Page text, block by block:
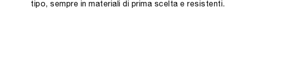
tipo, sempre in materiali di prima scelta e resistenti.